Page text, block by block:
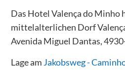
Das Hotel Valença do Minho
mittelalterlichen Dorf
Avenida Miguel Dantas,
Lage am Jakobsweg -